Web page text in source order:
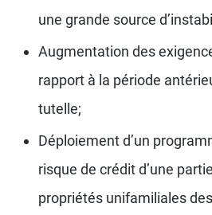
une grande source
Augmentation des
rapport à la période
tutelle;
Déploiement d’un
risque de crédit d’une
propriétés unifamiliales